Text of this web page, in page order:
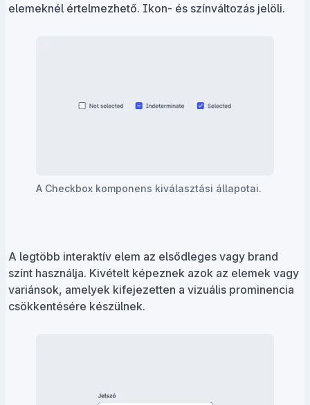
elemeknél értelmezhető. Ikon- és színváltozás jelöli.
A Checkbox komponens kiválasztási állapotai.
A legtöbb interaktív elem az elsődleges vagy brand
színt használja. Kivételt képeznek azok az elemek vagy
variánsok, amelyek kifejezetten a vizuális prominencia
csökkentésére készülnek.